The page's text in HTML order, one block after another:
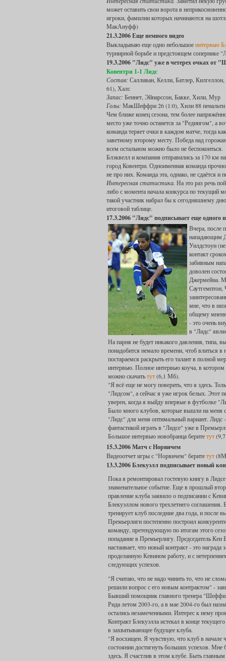
может оставить свои ворота в
игроки, фамилии которых начинаются на
МакАнуфф)
21.3.2006 Еще немного видео
Выкладываю еще одно небольшоеинтервью
турнирной борьбе и предстоящем сопернике
19.3.2006 "Лидс" уже в четерех очках от
Ковентри 1-1 Лидс
Состав: Салливан, Келли, Батлер,
61), Халс
Запас: Беннет, Эйнарссон, Бакке, Хили, Мур
Голы: МакШеффри 26 (1:0), Хили 88 пенальти
Чем ближе конец сезона, тем более
место уже точно останется за "Редингом", а
команда теряет очки в каждом матче, тогда
заветному второму месту. Победа над
всем остальном можно было не беспокоиться.
Блэквелл и компания отправились за 170 км
город Ковентри. Одноименная команда
не про них. Команда эта, однако, не сдаётся
Интересная статистика. На это раз речь
либо с момента начала конкурса по текущий
такой участник набрал бы к сегодняшнему
итоговой таблице.
17.3.2006 "Лидс" подписывает еще одного
Вчера, после
нападающим
Уилдстоун
контакт
забивным
доволен
Джермейна.
Саутгемптон,
мне, что в
общему
- это очень
в "Лидс"
На парня не будет никакого давления, типа,
понадобится немало времени, чтоб влиться
постараемся раскрыть его талант в полной
интервью. Полное интервью коуча, в
можно скачатьтут(6,1 Мб).
"Я всё еще не могу поверить, что я здесь.
"Лидсом", а сейчас я уже игрок белых. Этот
уверен, когда я выйду впервые в футболке
Было много клубов, которые вышли на меня
"Лидс" для меня оптимальный вариант.
фантастикой играть в "Лидсе" уже в
Большое интервью новобранца беритетут
15.3.2006 Матч с Норвичем
Видеоотчет игры с "Норвичем" беритетут
13.3.2006 Блекуэлл подписывает новый
Пока я ремонтировал гостевую книгу в
знаменательное событие. Еще в прошлый
правление клуба заявило о подписании с
Блекуэллом нового трехлетнего соглашения.
тренирует клуб последние два года, и после
Премьерлиги постепенно построил
команду, претендующую по итогам этого
попадание в Премьерлигу. Председатель Кен
настаивает, что новый контракт - это награда
проделанную Кевином работу, и с
следующих успехов.
"Я считаю, что не надо чинить то, что не
решили вопрос с его новым контрактом" -
Бывший помощник главного тренера
Рида летом 2003-го, а в мае 2004-го был
остались незамеченными. Интерес к нему
Контракт Блекуэлла истекал в конце
в захватывающее будущее клуба.
"Я восхищен. Я чувствую, что клуб в начале
состоянии достигнуть больших успехов. Мне
здесь. Я счастлив в этом клубе. Быть